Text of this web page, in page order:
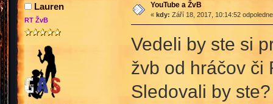
Lauren
RT ŽvB
YouTube a ŽvB
« kdy: Září 18, 2017, 10:14:52
Vedeli by ste si
žvb od hráčov či
Sledovali by ste?